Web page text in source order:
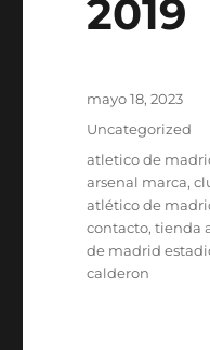
2019
Publicado
mayo 18, 2023
Categorías
Uncategorized
Etiquetas
atletico de
arsenal marca,
atlético de
contacto,tienda
de madrid
calderon